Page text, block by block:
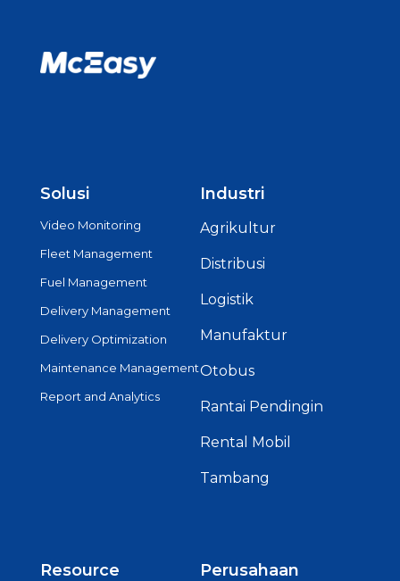
Solusi
Video Monitoring
Fleet Management
Fuel Management
Delivery Management
Delivery Optimization
Maintenance Management
Report and Analytics
Industri
Agrikultur
Distribusi
Logistik
Manufaktur
Otobus
Rantai Pendingin
Rental Mobil
Tambang
Resource Perusahaan